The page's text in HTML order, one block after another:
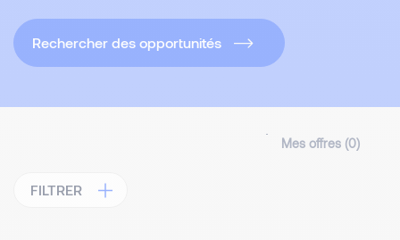
Rechercher des opportunités
Mes offres (0)
FILTRER